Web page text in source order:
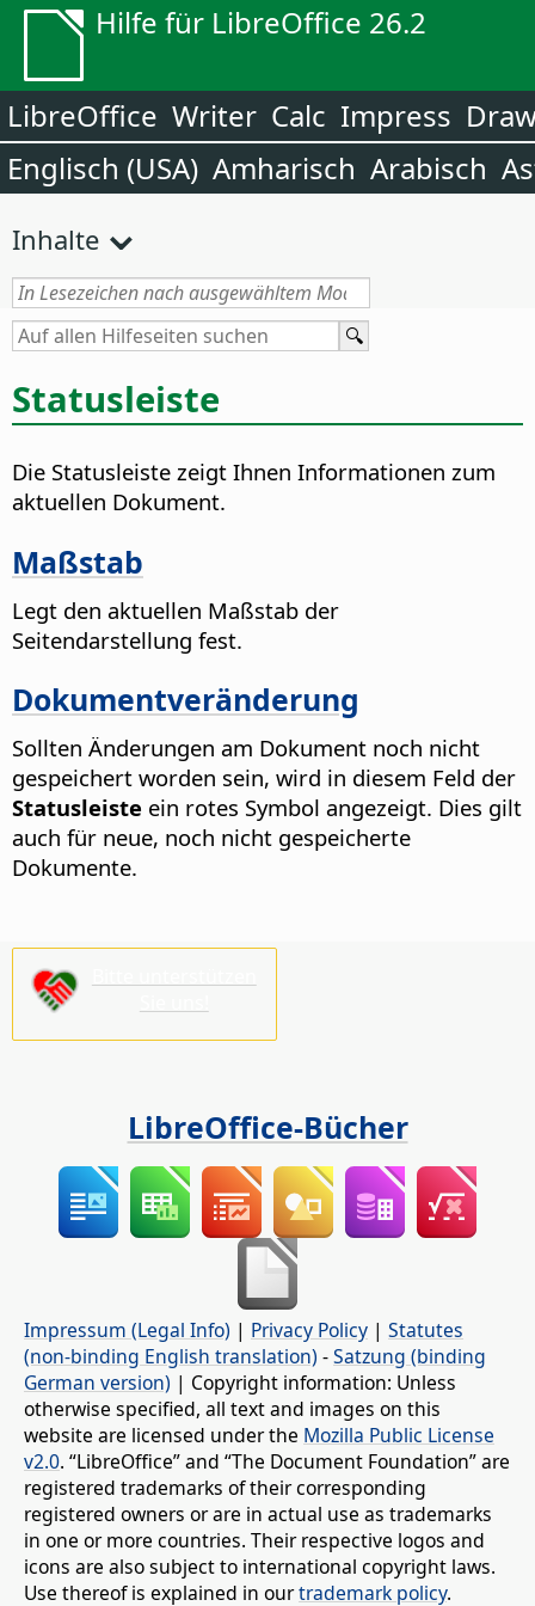
Hilfe für LibreOffice 26.2
LibreOffice Writer Calc Impress
Englisch (USA) Amharisch Arabisch
Inhalte
Statusleiste
Die Statusleiste zeigt Ihnen Informationen zum
aktuellen Dokument.
Maßstab
Legt den aktuellen Maßstab der
Seitendarstellung fest.
Dokumentveränderung
Sollten Änderungen am Dokument noch nicht
gespeichert worden sein, wird in diesem Feld der
Statusleiste ein rotes Symbol angezeigt. Dies gilt
auch für neue, noch nicht gespeicherte
Dokumente.
LibreOffice-Bücher
Impressum (Legal Info) | Privacy Policy | Statutes
(non-binding English translation) -Satzung (binding
German version) | Copyright information: Unless
otherwise specified, all text and images on this
website are licensed under the Mozilla Public License
v2.0. “LibreOffice” and “The Document Foundation” are
registered trademarks of their corresponding
registered owners or are in actual use as trademarks
in one or more countries. Their respective logos and
icons are also subject to international copyright laws.
Use thereof is explained in ourtrademark policy.